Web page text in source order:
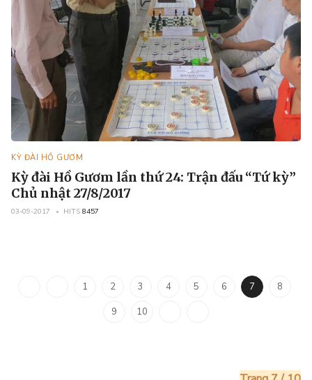
KỲ ĐÀI HỒ GƯƠM
Kỳ đài Hồ Gươm lần thứ 24: Trận đấu “Tứ kỳ”
Chủ nhật 27/8/2017
03-09-2017 HITS 8457
1 2 3 4 5 6 7
8
9
10